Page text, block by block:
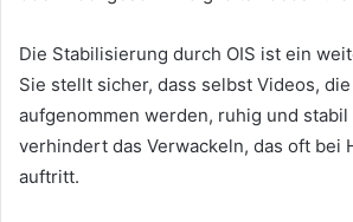
Die Stabilisierung durch OIS ist ein
Sie stellt sicher, dass selbst Videos,
aufgenommen werden, ruhig und
verhindert das Verwackeln, das oft bei
auftritt.